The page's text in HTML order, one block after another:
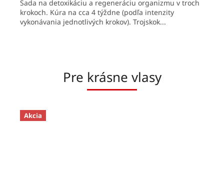
Sada na detoxikáciu a regeneráciu organizmu v troch
krokoch. Kúra na cca 4 týždne (podľa intenzity
vykonávania jednotlivých krokov). Trojskok...
Pre krásne vlasy
Akcia